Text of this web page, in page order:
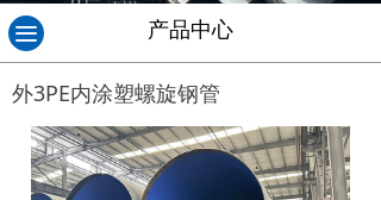
产品中心
끀
外3PE内涂塑螺旋钢管